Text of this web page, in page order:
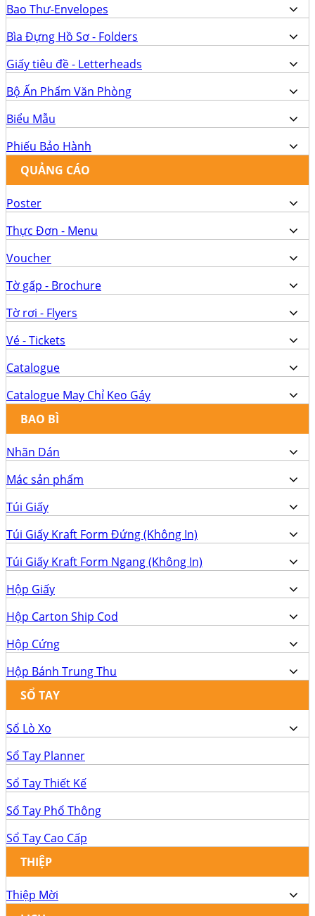
Bao Thư-Envelopes
Bìa Đựng Hồ Sơ - Folders
Giấy tiêu đề - Letterheads
Bộ Ấn Phẩm Văn Phòng
Biểu Mẫu
Phiếu Bảo Hành
QUẢNG CÁO
Poster
Thực Đơn - Menu
Voucher
Tờ gấp - Brochure
Tờ rơi - Flyers
Vé - Tickets
Catalogue
Catalogue May Chỉ Keo Gáy
BAO BÌ
Nhãn Dán
Mác sản phẩm
Túi Giấy
Túi Giấy Kraft Form Đứng (Không In)
Túi Giấy Kraft Form Ngang (Không In)
Hộp Giấy
Hộp Carton Ship Cod
Hộp Cứng
Hộp Bánh Trung Thu
SỔ TAY
Sổ Lò Xo
Sổ Tay Planner
Sổ Tay Thiết Kế
Sổ Tay Phổ Thông
Sổ Tay Cao Cấp
THIỆP
Thiệp Mời